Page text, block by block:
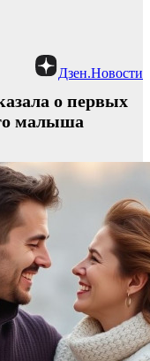
Дзен.Новости
о первых
малыша